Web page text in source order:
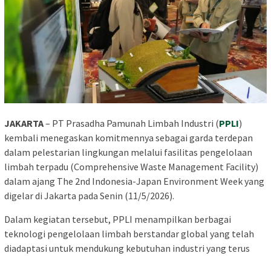
JAKARTA– PT Prasadha Pamunah Limbah Industri (PPLI)
kembali menegaskan komitmennya sebagai garda terdepan
dalam pelestarian lingkungan melalui fasilitas pengelolaan
limbah terpadu (Comprehensive Waste Management Facility)
dalam ajang The 2nd Indonesia-Japan Environment Week yang
digelar di Jakarta pada Senin (11/5/2026).
Dalam kegiatan tersebut, PPLI menampilkan berbagai
teknologi pengelolaan limbah berstandar global yang telah
diadaptasi untuk mendukung kebutuhan industri yang terus